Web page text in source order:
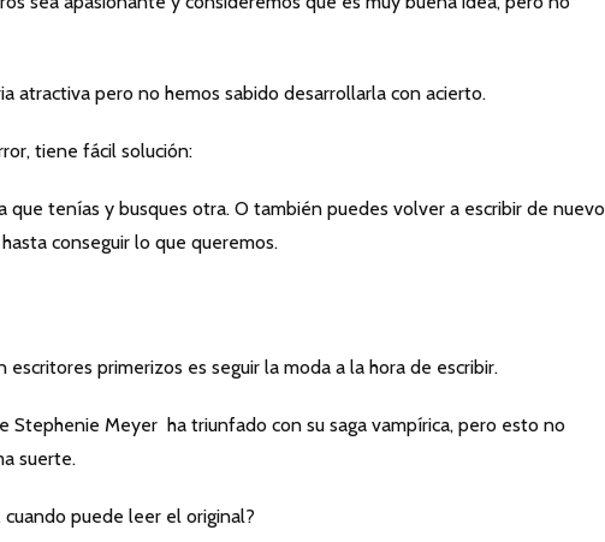
atractiva pero no hemos sabido desarrollarla con acierto.
tiene fácil solución:
que tenías y busques otra. O también puedes volver a escribir de nuevo
conseguir lo que queremos.
primerizos es seguir la moda a la hora de escribir.
Stephenie Meyer ha triunfado con su saga vampírica, pero esto no
suerte.
puede leer el original?